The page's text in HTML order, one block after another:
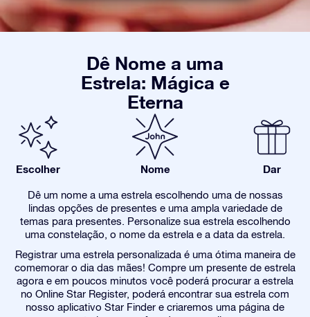
Dê Nome a uma
Estrela: Mágica e
Eterna
Escolher Nome Dar
Dê um nome a uma estrela escolhendo uma de nossas
lindas opções de presentes e uma ampla variedade de
temas para presentes. Personalize sua estrela escolhendo
uma constelação, o nome da estrela e a data da estrela.
Registrar uma estrela personalizada é uma ótima maneira de
comemorar o dia das mães! Compre um presente de estrela
agora e em poucos minutos você poderá procurar a estrela
no Online Star Register, poderá encontrar sua estrela com
nosso aplicativo Star Finder e criaremos uma página de